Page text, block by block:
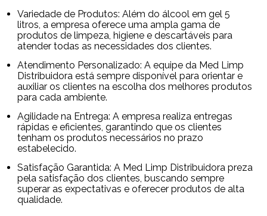
Variedade de Produtos: Além do álcool em gel 5
litros, a empresa oferece uma ampla gama de
produtos de limpeza, higiene e descartáveis para
atender todas as necessidades dos clientes.
Atendimento Personalizado: A equipe da Med Limp
Distribuidora está sempre disponível para orientar e
auxiliar os clientes na escolha dos melhores produtos
para cada ambiente.
Agilidade na Entrega: A empresa realiza entregas
rápidas e eficientes, garantindo que os clientes
tenham os produtos necessários no prazo
estabelecido.
Satisfação Garantida: A Med Limp Distribuidora preza
pela satisfação dos clientes, buscando sempre
superar as expectativas e oferecer produtos de alta
qualidade.